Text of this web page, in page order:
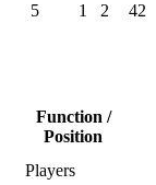
5 1 2 427
Function /
Position
Players